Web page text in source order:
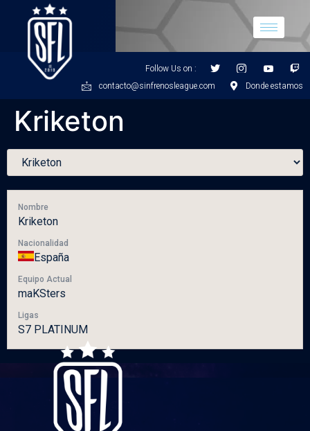
Follow Us on :
contacto@sinfrenosleague.com
Donde estamos
Kriketon
Nombre
Kriketon
Nacionalidad
España
Equipo Actual
maKSters
Ligas
S7 PLATINUM